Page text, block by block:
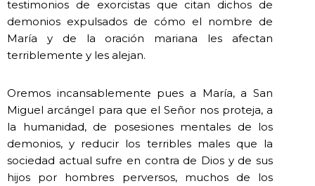
testimonios de exorcistas que citan dichos de
demonios expulsados de cómo el nombre de
María y de la oración mariana les afectan
terriblemente y les alejan.
Oremos incansablemente pues a María, a San
Miguel arcángel para que el Señor nos proteja, a
la humanidad, de posesiones mentales de los
demonios, y reducir los terribles males que la
sociedad actual sufre en contra de Dios y de sus
hijos por hombres perversos, muchos de los